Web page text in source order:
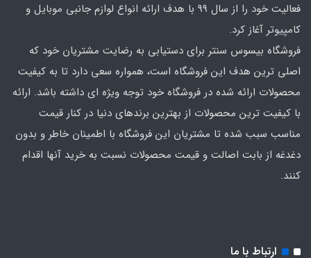
فعالیت خود را از سال 99 با هدف ارائه انواع لوازم جانبی موبایل و
کامپیوتر آغاز کرد.
فروشگاه بیسوس سنتر برای دستیابی به رضایت مشتریان خود که
اصلی‌ ترین هدف این فروشگاه است، همواره سعی دارد تا به کیفیت
محصولات ارائه شده در فروشگاه خود توجه ویژه ای داشته باشد. ارائه
با کیفیت‌ ترین محصولات از بهترین برندهای دنیا در کنار قیمت
مناسب سبب شده تا مشتریان این فروشگاه با اطمینان خاطر و بدون
دغدغه از بابت اصالت و قیمت محصولات نسبت به خرید آنها اقدام
کنند.
ارتباط با ما